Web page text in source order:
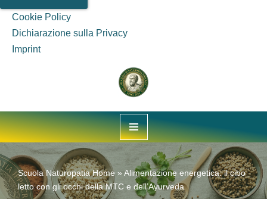
Cookie Policy
Dichiarazione sulla Privacy
Imprint
Salta al
contenuto
Scuola Naturopatia Home » Alimentazione energetica: il cibo
letto con gli occhi della MTC e dell’Ayurveda